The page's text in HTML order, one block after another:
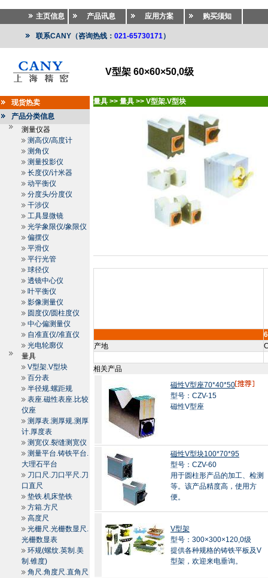
主页信息 产品讯息 应用方案 购买须知
联系CANY（咨询热线： 021-65730171）
V型架 60×60×50,0级
现货热卖
产品分类信息
测量仪器
测高仪/高度计
测角仪
测量投影仪
长度仪/计米器
动平衡仪
分度头/分度仪
干涉仪
工具显微镜
光学象限仪/象限仪
偏摆仪
平滑仪
平行光管
球径仪
透镜中心仪
叶平衡仪
影像测量仪
圆度仪/圆柱度仪
中心偏测量仪
自准直仪/准直仪
光电轮廓仪
量具
V型架.V型块
百分表
半径规.螺距规
表座.磁性表座.比较
仪座
测厚表.测厚规.测厚
计.厚度表
测宽仪.裂缝测宽仪
测量平台.铸铁平台.
大理石平台
刀口尺.刀口平尺.刀
口直尺
垫铁.机床垫铁
方箱.方尺
高度尺
光栅尺.光栅数显尺.
光栅数显表
环规(螺纹.英制.美
制.锥度)
角尺.角度尺.直角尺
量具 >> 量具 >> V型架.V型块
产地
相关产品
磁性V型座70*40*50
型号：CZV-15
磁性V型座
磁性V型块100*70*95
型号：CZV-60
用于圆柱形产品的加工、检测
等。该产品精度高，使用方
便。
V型架
型号：300×300×120,0级
提供各种规格的铸铁平板及V
型架，欢迎来电垂询。